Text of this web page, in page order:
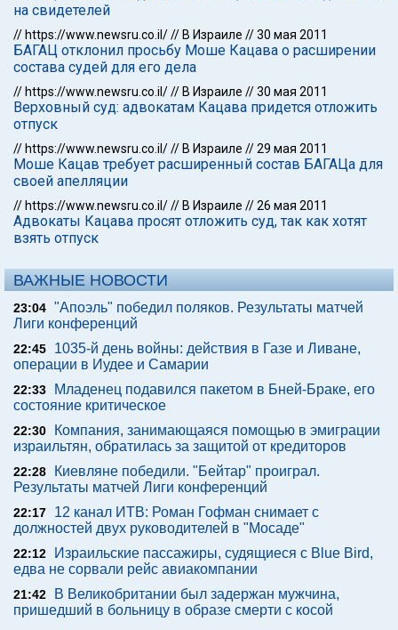
на свидетелей
// https://www.newsru.co.il/// В Израиле //30 мая 2011
БАГАЦ отклонил просьбу Моше Кацава о расширении
состава судей для его дела
// https://www.newsru.co.il/// В Израиле //30 мая 2011
Верховный суд: адвокатам Кацава придется отложить
отпуск
// https://www.newsru.co.il/// В Израиле //29 мая 2011
Моше Кацав требует расширенный состав БАГАЦа для
своей апелляции
// https://www.newsru.co.il/// В Израиле //26 мая 2011
Адвокаты Кацава просят отложить суд, так как хотят
взять отпуск
ВАЖНЫЕ НОВОСТИ
23:04 "Апоэль" победил поляков. Результаты матчей
Лиги конференций
22:45
1035-й день войны: действия в Газе и Ливане,
операции в Иудее и Самарии
22:33
Младенец подавился пакетом в Бней-Браке, его
состояние критическое
22:30
Компания, занимающаяся помощью в эмиграции
израильтян, обратилась за защитой от кредиторов
22:28
Киевляне победили. "Бейтар" проиграл.
Результаты матчей Лиги конференций
22:17
12 канал ИТВ: Роман Гофман снимает с
должностей двух руководителей в "Мосаде"
22:12
Израильские пассажиры, судящиеся с Blue Bird,
едва не сорвали рейс авиакомпании
21:42
В Великобритании был задержан мужчина,
пришедший в больницу в образе смерти с косой